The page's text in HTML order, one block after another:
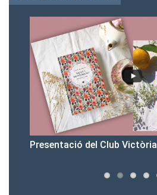
Presentació del Club Victòria